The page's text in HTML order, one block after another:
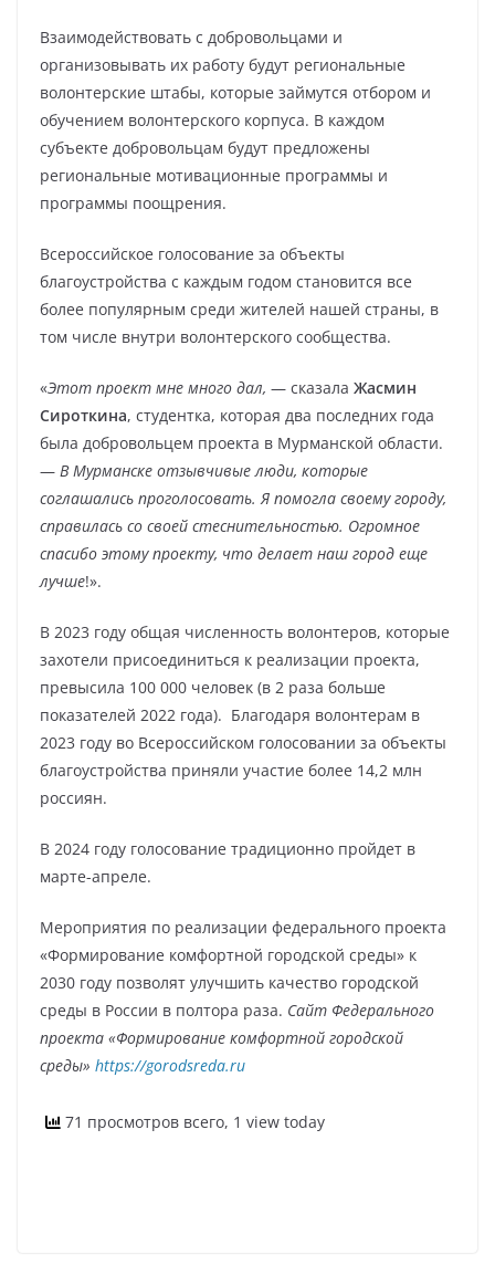
Взаимодействовать с добровольцами и
организовывать их работу будут региональные
волонтерские штабы, которые займутся отбором и
обучением волонтерского корпуса. В каждом
субъекте добровольцам будут предложены
региональные мотивационные программы и
программы поощрения.
Всероссийское голосование за объекты
благоустройства с каждым годом становится все
более популярным среди жителей нашей страны, в
том числе внутри волонтерского сообщества.
«Этот проект мне много дал, — сказала Жасмин
Сироткина, студентка, которая два последних года
была добровольцем проекта в Мурманской области.
— В Мурманске отзывчивые люди, которые
соглашались проголосовать. Я помогла своему городу,
справилась со своей стеснительностью. Огромное
спасибо этому проекту, что делает наш город еще
лучше!».
В 2023 году общая численность волонтеров, которые
захотели присоединиться к реализации проекта,
превысила 100 000 человек (в 2 раза больше
показателей 2022 года). Благодаря волонтерам в
2023 году во Всероссийском голосовании за объекты
благоустройства приняли участие более 14,2 млн
россиян.
В 2024 году голосование традиционно пройдет в
марте-апреле.
Мероприятия по реализации федерального проекта
«Формирование комфортной городской среды» к
2030 году позволят улучшить качество городской
среды в России в полтора раза. Сайт Федерального
проекта «Формирование комфортной городской
среды» https://gorodsreda.ru
71 просмотров всего, 1 view today